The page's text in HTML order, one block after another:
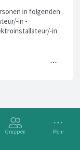
Gruppen Mehr
in folgenden
in -
in